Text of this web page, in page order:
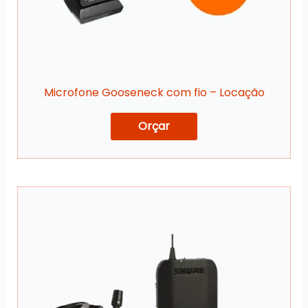
Microfone Gooseneck com fio – Locação
Orçar